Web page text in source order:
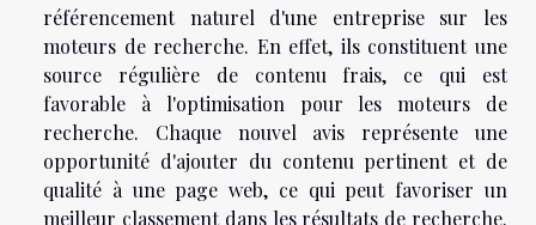
référencement naturel d'une entreprise sur les
moteurs de recherche. En effet, ils constituent une
source régulière de contenu frais, ce qui est
favorable à l'optimisation pour les moteurs de
recherche. Chaque nouvel avis représente une
opportunité d'ajouter du contenu pertinent et de
qualité à une page web, ce qui peut favoriser un
meilleur classement dans les résultats de recherche.